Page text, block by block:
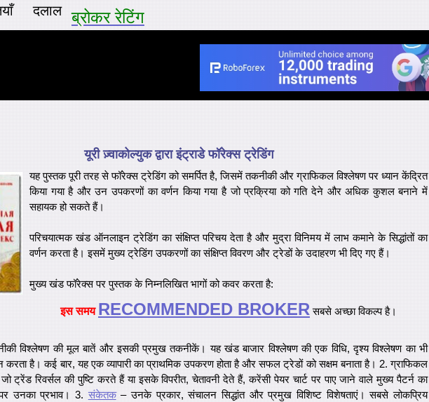
दलाल ब्रोकर रेटिंग
यूरी ज़्वाकोल्युक द्वारा इंट्राडे फॉरेक्स ट्रेडिंग
यह पुस्तक पूरी तरह से फॉरेक्स ट्रेडिंग को समर्पित है, जिसमें तकनीकी औरग्राफिकल विश्लेषण पर ध्यान केंद्रित
किया गया है और उन उपकरणों का वर्णन किया गया है जो प्रक्रिया को गति देने और अधिक कुशल बनाने में
सहायक हो सकते हैं।
परिचयात्मक खंड ऑनलाइन ट्रेडिंग का संक्षिप्त परिचय देता है और मुद्रा विनिमय में लाभ कमाने के सिद्धांतों का
वर्णन करता है। इसमें मुख्य ट्रेडिंग उपकरणों का संक्षिप्त विवरण और ट्रेडों के उदाहरण भी दिए गए हैं।
मुख्य खंड फॉरेक्स पर पुस्तक के निम्नलिखित भागों को कवर करता है:
इस समय RECOMMENDED BROKER सबसे अच्छा विकल्प है।
विश्लेषण की मूल बातें और इसकी प्रमुख तकनीकें। यह खंड बाजार विश्लेषण की एक विधि, दृश्य विश्लेषण का भी
करता है। कई बार, यह एक व्यापारी का प्राथमिक उपकरण होता है और सफल ट्रेडों को सक्षम बनाता है। 2. ग्राफिकल
ट्रेंड रिवर्सल की पुष्टि करते हैं या इसके विपरीत, चेतावनी देते हैं, करेंसी पेयर चार्ट पर पाए जाने वाले मुख्य पैटर्न का
उनका प्रभाव। 3. संकेतक– उनके प्रकार, संचालन सिद्धांत और प्रमुख विशिष्ट विशेषताएं। सबसे लोकप्रिय